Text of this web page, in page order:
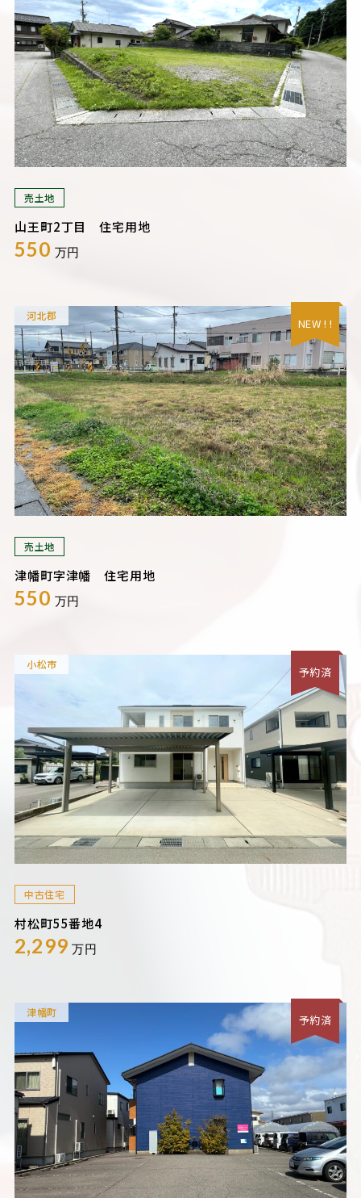
売土地
山王町2丁目 住宅用地
550 万円
河北郡
NEW ! !
売土地
津幡町字津幡 住宅用地
550 万円
小松市
予約済
中古住宅
村松町55番地4
2,299 万円
津幡町
予約済